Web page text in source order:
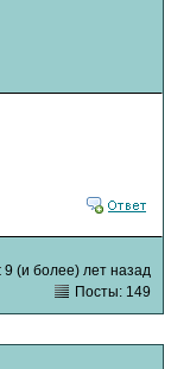
9 (и более) лет назад
Посты: 149